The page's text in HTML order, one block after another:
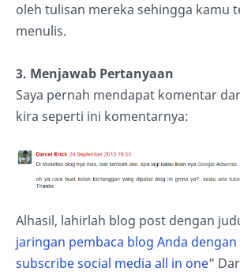
oleh tulisan mereka sehingga kamu
menulis.
3. Menjawab Pertanyaan
Saya pernah mendapat komentar
kira seperti ini komentarnya:
Alhasil, lahirlah blog post dengan
jaringan pembaca blog Anda
subscribe social media all in one”